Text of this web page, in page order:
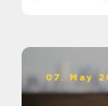
07. May